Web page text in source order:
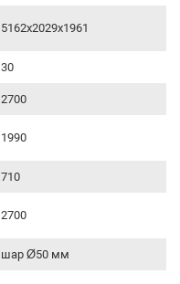
5162х2029х1961
30
2700
1990
710
2700
шар Ø50 мм